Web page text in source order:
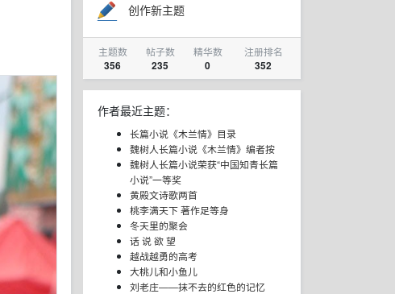
创作新主题
主题数
356
帖子数
235
精华数
0
注册排名
352
作者最近主题：
长篇小说《木兰情》目录
魏树人长篇小说《木兰情》编者按
魏树人长篇小说荣获“中国知青长篇
小说”一等奖
黄殿文诗歌两首
桃李满天下 著作足等身
冬天里的聚会
话 说 欲 望
越战越勇的高考
大桃儿和小鱼儿
刘老庄——抹不去的红色的记忆